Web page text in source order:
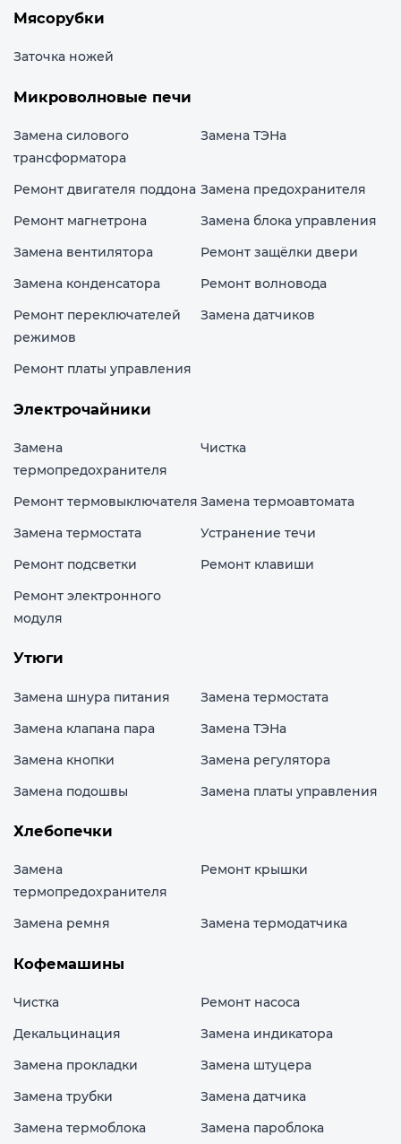
Мясорубки
Заточка ножей
Микроволновые печи
Замена силового
трансформатора
Замена ТЭНа
Ремонт двигателя поддона Замена предохранителя
Ремонт магнетрона
Замена блока управления
Замена вентилятора
Ремонт защёлки двери
Замена конденсатора
Ремонт волновода
Ремонт переключателей
режимов
Замена датчиков
Ремонт платы управления
Электрочайники
Замена
термопредохранителя
Чистка
Ремонт термовыключателя Замена термоавтомата
Замена термостата
Устранение течи
Ремонт подсветки
Ремонт клавиши
Ремонт электронного
модуля
Утюги
Замена шнура питания
Замена термостата
Замена клапана пара
Замена ТЭНа
Замена кнопки
Замена регулятора
Замена подошвы
Замена платы управления
Хлебопечки
Замена
термопредохранителя
Ремонт крышки
Замена ремня Замена термодатчика
Кофемашины
Чистка
Ремонт насоса
Декальцинация
Замена индикатора
Замена прокладки
Замена штуцера
Замена трубки
Замена датчика
Замена термоблока
Замена пароблока